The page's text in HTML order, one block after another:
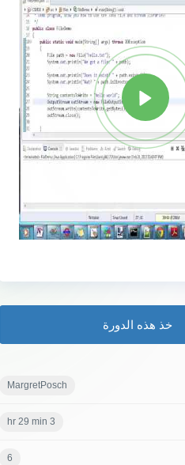
خذ هذه الدورة
MargretPosch
3 hr 29 min
6